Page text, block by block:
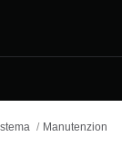
/ Manutenzione